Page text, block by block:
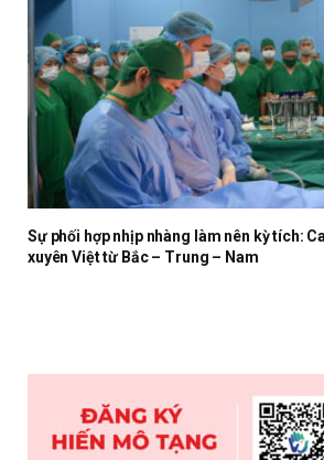
Sự phối hợp nhịp nhàng làm nên kỳ tích:
xuyên Việt từ Bắc – Trung – Nam